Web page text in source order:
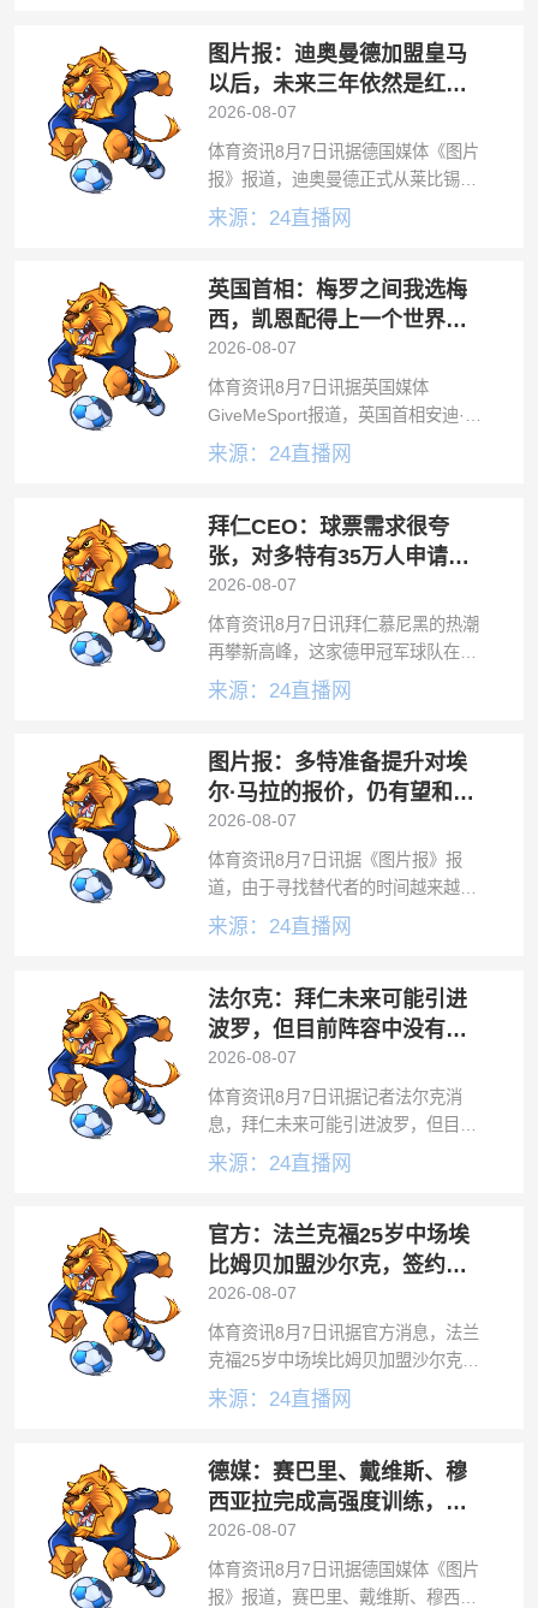
球场、为我们呐喊助威的球迷。拿下
图片报：迪奥曼德加盟皇马
以后，未来三年依然是红牛
的品牌代言人
2026-08-07
体育资讯8月7日讯据德国媒体《图片
报》报道，迪奥曼德正式从莱比锡红
牛转会至皇马，双方已确认这笔交
固定转会费，外加最高1500万欧
来源：24直播网
英国首相：梅罗之间我选梅
西，凯恩配得上一个世界大
赛的冠军
2026-08-07
体育资讯8月7日讯据英国媒体
GiveMeSport报道，英国首相安迪·伯
恩汉近日接受独家采访，围绕国际足
话题发表了看法。以下是采访中的主
要
来源：24直播网
拜仁CEO：球票需求很夸
张，对多特有35万人申请，
最差的也超10万
2026-08-07
体育资讯8月7日讯拜仁慕尼黑的热潮
再攀新高峰，这家德甲冠军球队在竞
技层面的成功，也反映在了即将到来
德雷森近日在慕尼黑的一场新闻发布
来源：24直播网
图片报：多特准备提升对埃
尔·马拉的报价，仍有望和科
隆达成协议
2026-08-07
体育资讯8月7日讯据《图片报》报
道，由于寻找替代者的时间越来越
少，科隆对埃尔·马拉标价至少5000万
在科隆前锋埃尔·马拉（19岁）的转会
事
来源：24直播网
法尔克：拜仁未来可能引进
波罗，但目前阵容中没有他
的位置
2026-08-07
体育资讯8月7日讯据记者法尔克消
息，拜仁未来可能引进波罗，但目前
阵容中没有这位热刺边后卫的位置。
种传闻，我们经常谈论他，但此前并
未与球员
来源：24直播网
官方：法兰克福25岁中场埃
比姆贝加盟沙尔克，签约至
2028年
2026-08-07
体育资讯8月7日讯据官方消息，法兰
克福25岁中场埃比姆贝加盟沙尔克。
沙尔克发布公告，确认从法兰克福签
上赛季被法兰克福外租至布雷斯特，
来源：24直播网
德媒：赛巴里、戴维斯、穆
西亚拉完成高强度训练，有
望参加德超杯
2026-08-07
体育资讯8月7日讯据德国媒体《图片
报》报道，赛巴里、戴维斯、穆西亚